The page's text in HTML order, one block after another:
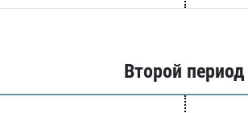
Второй период